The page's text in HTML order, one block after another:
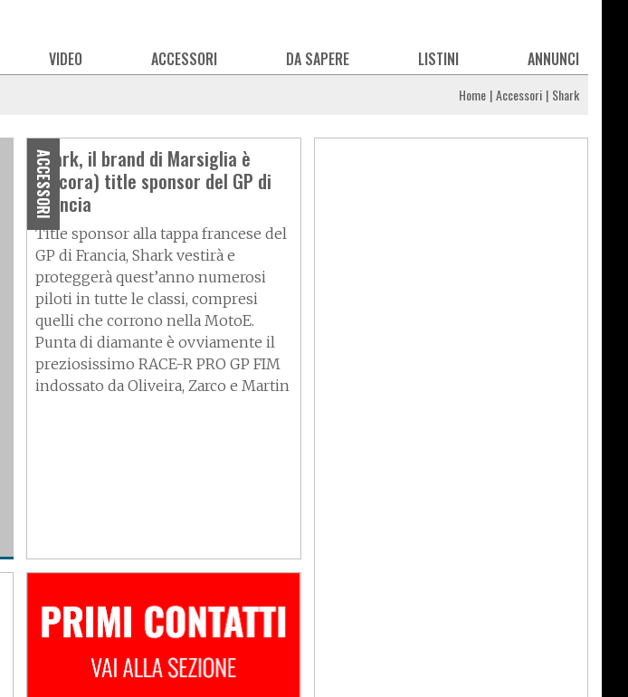
VIDEO ACCESSORI DA SAPERE LISTINI ANNUNCI
Home Accessori Shark
ACCESSORI
Shark, il brand di Marsiglia è
(ancora) title sponsor del GP di
Francia
Title sponsor alla tappa francese del
GP di Francia, Shark vestirà e
proteggerà quest’anno numerosi
piloti in tutte le classi, compresi
quelli che corrono nella MotoE.
Punta di diamante è ovviamente il
preziosissimo RACE-R PRO GP FIM
indossato da Oliveira, Zarco e Martin